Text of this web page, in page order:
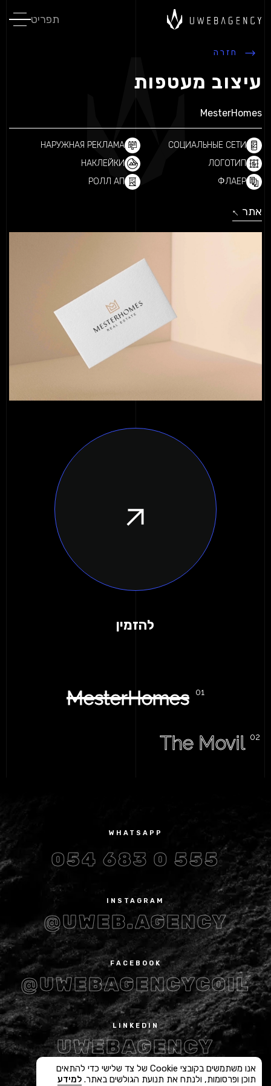
תפריט
חזרה
עיצוב מעטפות
MesterHomes
СОЦИАЛЬНЫЕ СЕТИ
НАРУЖНАЯ РЕКЛАМА
ЛОГОТИП
НАКЛЕЙКИ
ФЛАЕР
РОЛЛ АП
אתר ↓
↓
להזמין
MesterHomes
The Movil
WHATSAPP
054 683 0 555
INSTAGRAM
@UWEB.AGENCY
FACEBOOK
@UWEBAGENCYCOIL
LINKEDIN
UWEBAGENCY
אנו משתמשים בקובצי Cookie של צד שלישי כדי להתאים
תוכן ופרסומות, ולנתח את תנועת הגולשים באתר. למידע